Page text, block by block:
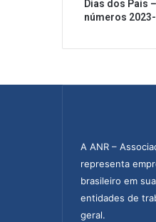
Dias dos Pais
números
A ANR –
representa
brasileiro em
entidades de
geral.